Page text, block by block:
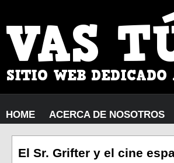
HOME ACERCA DE NOSOTROS
El Sr. Grifter y el cine